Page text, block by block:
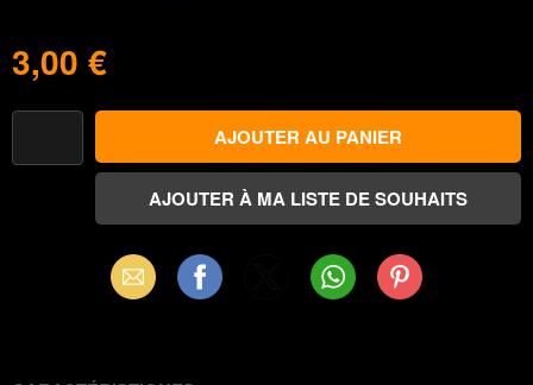
3,00 €
Email Facebook WhatsAppPinterest